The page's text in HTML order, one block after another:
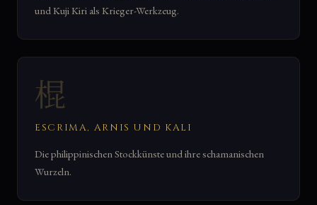
und Kuji Kiri als Krieger-Werkzeug.
棍
ESCRIMA, ARNIS UND KALI
Die philippinischen Stockkünste und ihre schamanischen
Wurzeln.